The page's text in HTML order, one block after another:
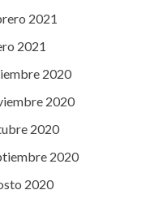
2021
2021
2020
2020
2020
2020
2020